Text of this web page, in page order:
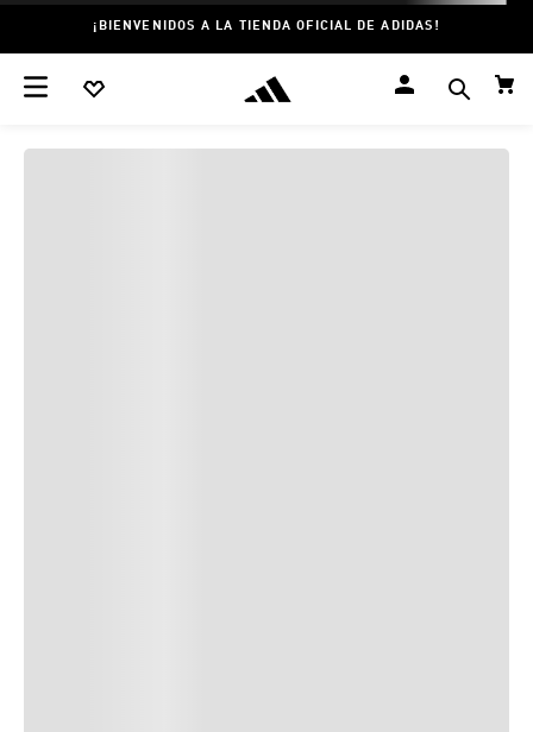
¡BIENVENIDOS A LA TIENDA OFICIAL DE ADIDAS!